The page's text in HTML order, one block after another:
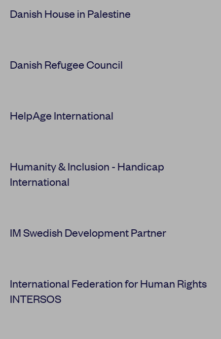
Danish House in Palestine
Danish Refugee Council
HelpAge International
Humanity & Inclusion - Handicap
International
IM Swedish Development Partner
International Federation for Human Rights
INTERSOS